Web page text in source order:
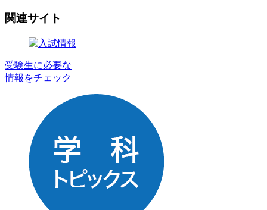
関連サイト
受験生に必要な
情報をチェック